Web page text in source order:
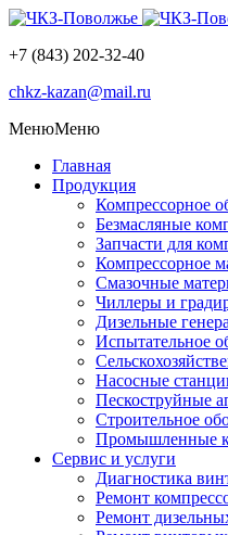
+7 (843) 202-32-40
chkz-kazan@mail.ru
МенюМеню
Главная
Продукция
Компрессорное
Безмасляные
Запчасти для
Компрессорное
Смазочные
Чиллеры и
Дизельные
Испытательное
Насосные
Пескоструйные
Строительное
Промышленные
Сервис и услуги
Диагностика
Ремонт
Ремонт